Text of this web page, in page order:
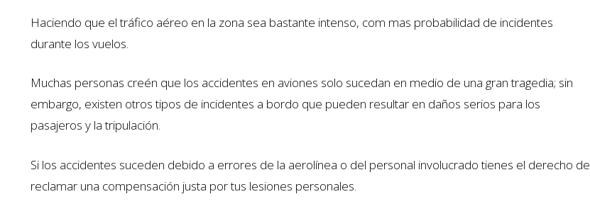
Haciendo que el tráfico aéreo en la zona sea bastante intenso, com mas probabilidad de incidentes
durante los vuelos.
Muchas personas creén que los accidentes en aviones solo sucedan en medio de una gran tragedia; sin
embargo, existen otros tipos de incidentes a bordo que pueden resultar en daños serios para los
pasajeros y la tripulación.
Si los accidentes suceden debido a errores de la aerolínea o del personal involucrado tienes el derecho de
reclamar una compensación justa por tus lesiones personales.